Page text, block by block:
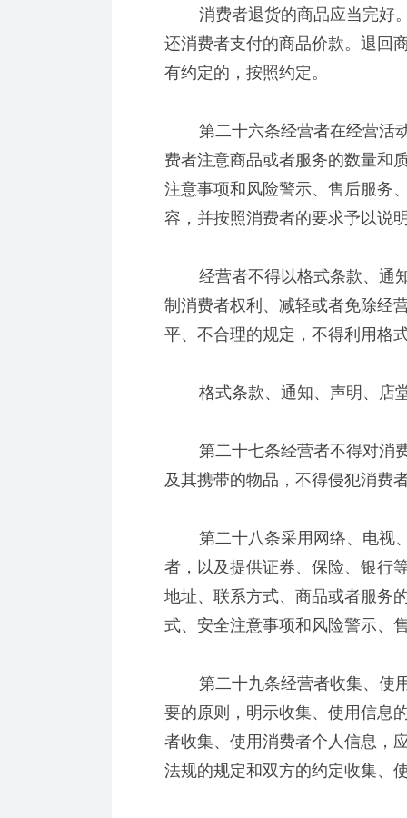
消费者退货的商品应当完好。
还消费者支付的商品价款。退回
有约定的，按照约定。
第二十六条经营者在经营活动
费者注意商品或者服务的数量和
注意事项和风险警示、售后服务
容，并按照消费者的要求予以说
经营者不得以格式条款、通知
制消费者权利、减轻或者免除经
平、不合理的规定，不得利用格
格式条款、通知、声明、店堂
第二十七条经营者不得对消费
及其携带的物品，不得侵犯消费
第二十八条采用网络、电视、
者，以及提供证券、保险、银行
地址、联系方式、商品或者服务
式、安全注意事项和风险警示、
第二十九条经营者收集、使用
要的原则，明示收集、使用信息
者收集、使用消费者个人信息，
法规的规定和双方的约定收集、